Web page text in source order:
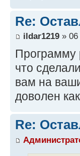
Re:
ildar1219 »
Программу
что
вам на
доволен
Re: